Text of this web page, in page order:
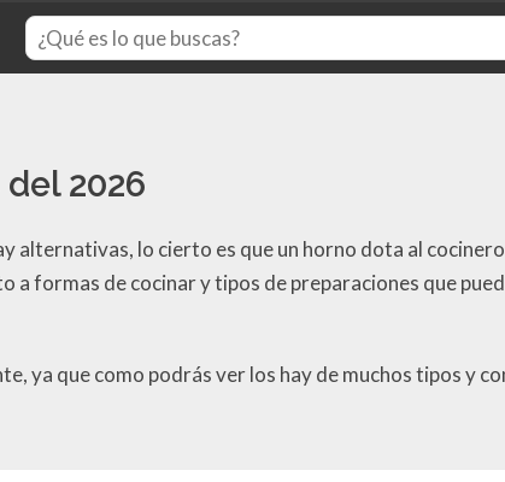
2026
alternativas, lo cierto es que un horno dota al
a formas de cocinar y tipos de preparaciones que
ya que como podrás ver los hay de muchos tipos y